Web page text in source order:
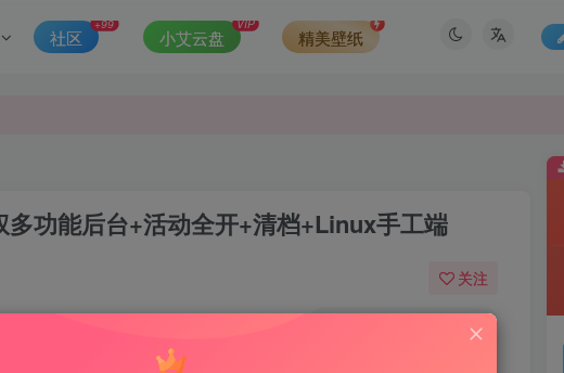
社区
+99
小艾云盘
VIP
精美壁纸
联系站长QQ466107887进行删除处理。
功能后台+活动全开+清档+Linux手工端
关注
！